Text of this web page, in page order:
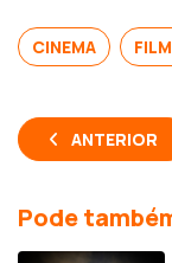
CINEMA
ANTERIOR
Pode